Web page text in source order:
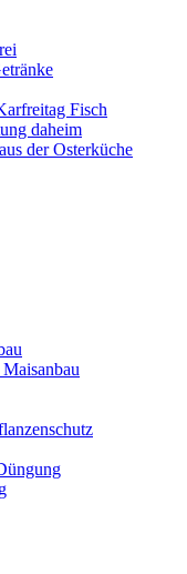
Fisch
daheim
der Osterküche